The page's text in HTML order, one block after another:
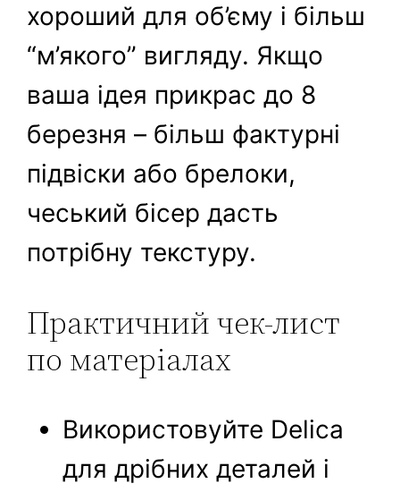
хороший для об’єму і більш
“м’якого” вигляду. Якщо
ваша ідея прикрас до 8
березня – більш фактурні
підвіски або брелоки,
чеський бісер дасть
потрібну текстуру.
Практичний чек‑лист
по матеріалах
Використовуйте Delica
для дрібних деталей і